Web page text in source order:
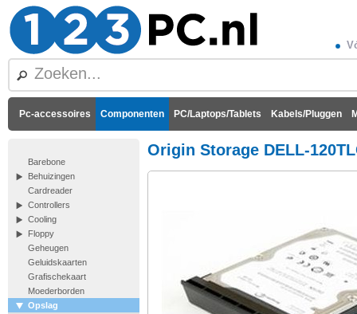
Pc-accessoires Componenten PC/Laptops/Tablets Kabels/Pluggen
Barebone
Behuizingen
Cardreader
Controllers
Cooling
Floppy
Geheugen
Geluidskaarten
Grafischekaart
Moederborden
Opslag
Origin Storage DELL-